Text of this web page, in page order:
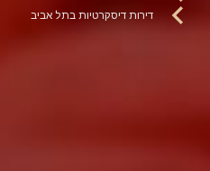
דירות דיסקרטיות בתל אביב